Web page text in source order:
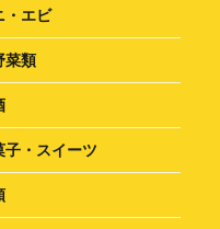
・エビ
菜類
子・スイーツ